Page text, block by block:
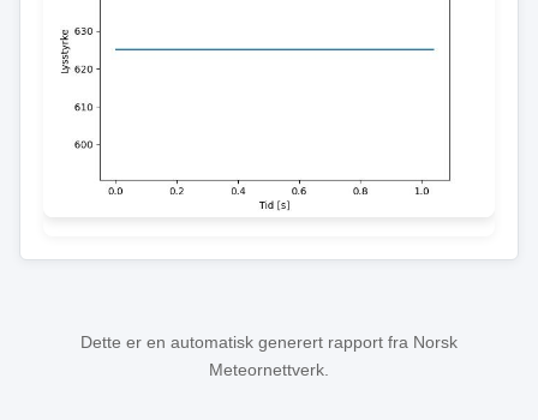
Dette er en automatisk generert rapport fra Norsk
Meteornettverk.